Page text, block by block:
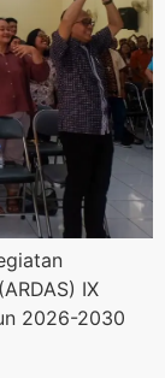
IX
2026-2030